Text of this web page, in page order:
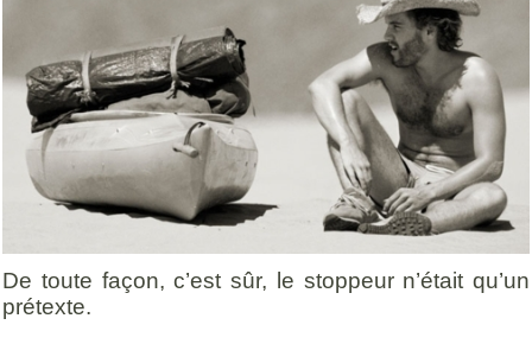
De toute façon, c’est sûr, le stoppeur n’était qu’un
prétexte.